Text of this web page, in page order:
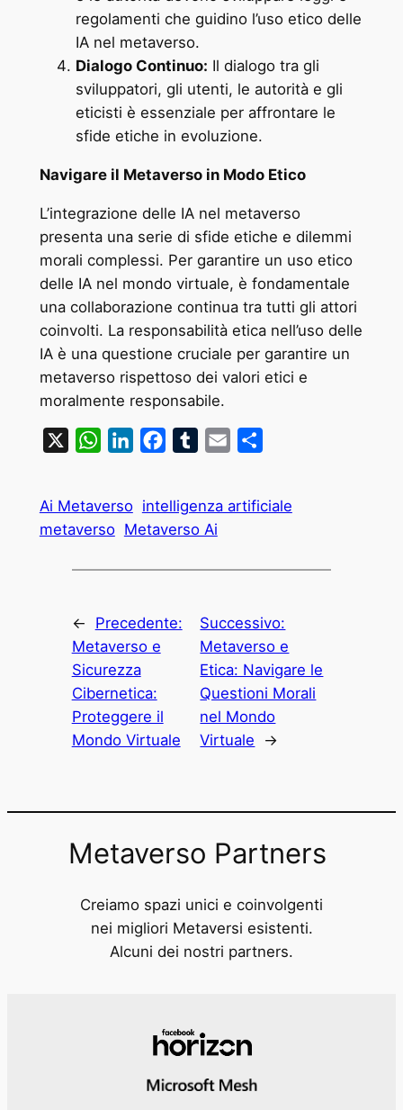
regolamenti che guidino l’uso etico delle
IA nel metaverso.
Dialogo Continuo: Il dialogo tra gli
sviluppatori, gli utenti, le autorità e gli
eticisti è essenziale per affrontare le
sfide etiche in evoluzione.
Navigare il Metaverso in Modo Etico
L’integrazione delle IA nel metaverso
presenta una serie di sfide etiche e dilemmi
morali complessi. Per garantire un uso etico
delle IA nel mondo virtuale, è fondamentale
una collaborazione continua tra tutti gli attori
coinvolti. La responsabilità etica nell’uso delle
IA è una questione cruciale per garantire un
metaverso rispettoso dei valori etici e
moralmente responsabile.
WhatsAppLinkedInFacebookTumblrEmail
Ai Metaverso intelligenza artificiale
metaverso Metaverso Ai
←
Precedente:
Metaverso e
Sicurezza
Cibernetica:
Proteggere il
Mondo Virtuale
Successivo:
Metaverso e
Etica: Navigare le
Questioni Morali
nel Mondo
Virtuale
→
Metaverso Partners
Creiamo spazi unici e coinvolgenti
nei migliori Metaversi esistenti.
Alcuni dei nostri partners.